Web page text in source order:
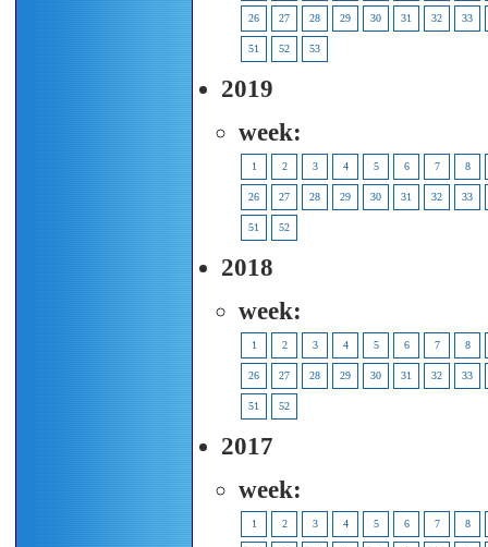
26 27 28 29 30 31 32 33
51 52 53
2019
week:
1 2 3 4 5 6 7 8
26 27 28 29 30 31 32 33
51 52
2018
week:
1 2 3 4 5 6 7 8
26 27 28 29 30 31 32 33
51 52
2017
week:
1 2 3 4 5 6 7 8